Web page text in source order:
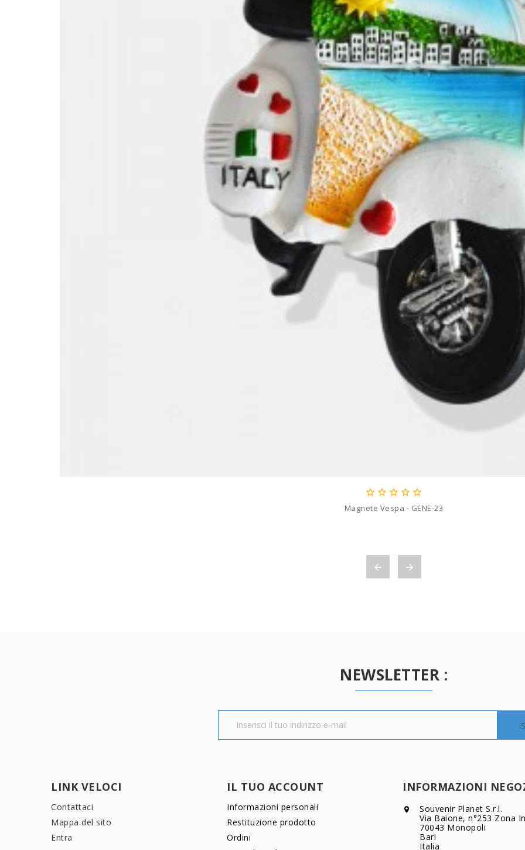
    
Magnete Vespa - GENE-23
 
NEWSLETTER :
LINK VELOCI
Contattaci
Mappa del sito
Entra
IL TUO ACCOUNT
Informazioni personali
Restituzione prodotto
Ordini
INFORMAZIONI

Souvenir Planet S.r.l.
Via Baione, n°253 Zona
70043 Monopoli
Bari
Italia